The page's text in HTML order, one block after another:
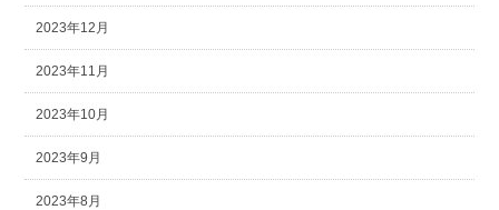
2023年12月
2023年11月
2023年10月
2023年9月
2023年8月